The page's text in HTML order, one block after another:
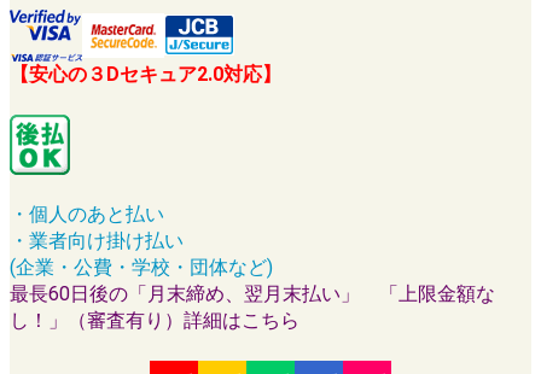
【安心の３Dセキュア2.0対応】
・個人のあと払い
・業者向け掛け払い
(企業・公費・学校・団体など)
最長60日後の「月末締め、翌月末払い」 「上限金額な
し！」（審査有り）詳細はこちら